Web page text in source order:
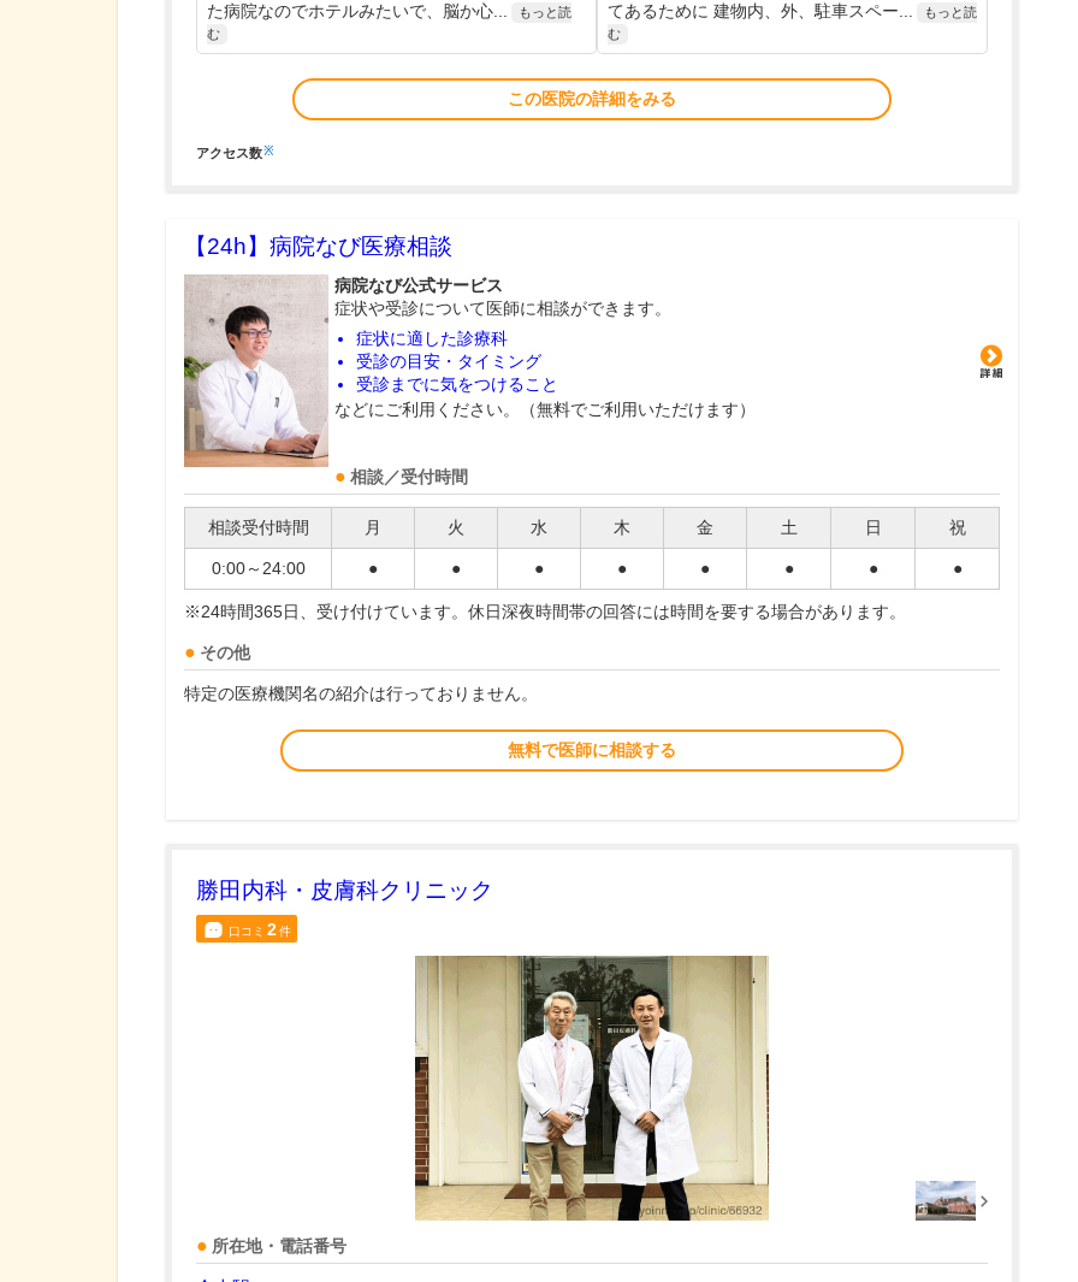
た病院なのでホテルみたいで、脳か心...
もっと読
む
てあるために 建物内、外、駐車スペー...
もっと読
む
この医院の詳細をみる
アクセス数※
【24h】 病院なび医療相談
病院なび公式サービス
症状や受診について医師に相談ができます。
症状に適した診療科
受診の目安・タイミング
受診までに気をつけること
などにご利用ください。（無料でご利用いただけます）
相談／受付時間
相談受付時間 月 火 水 木 金 土 日 祝
0:00～24:00 ● ● ● ● ● ● ● ●
※24時間365日、受け付けています。休日深夜時間帯の回答には時間を要する場合があります。
その他
特定の医療機関名の紹介は行っておりません。
無料で医師に相談する
勝田内科・皮膚科クリニック
口コミ 2件
所在地・電話番号